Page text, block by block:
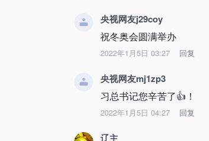
央视网友j29coy
祝冬奥会圆满举办
2022年1月5日 03:27 回复
央视网友mj1zp3
习总书记您辛苦了👍！
2022年1月5日 04:27 回复
辽主